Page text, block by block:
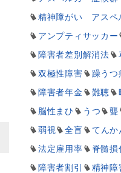
精神障がい アスペ
アンプティサッカー
障害者差別解消法
双極性障害
躁うつ
障害者年金
難聴
脳性まひ
うつ 聾
弱視
全盲 てんか
法定雇用率
脊髄損
障害者割引
精神障